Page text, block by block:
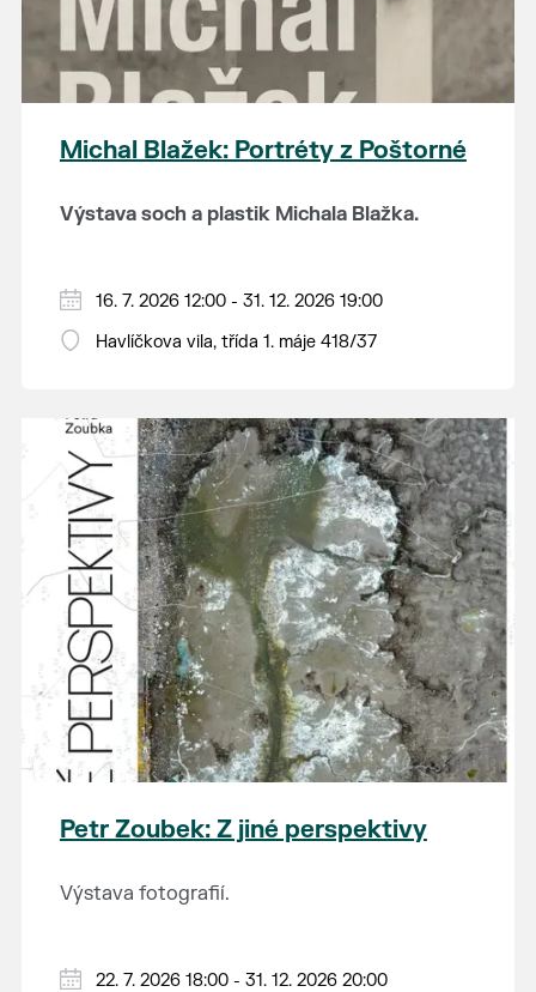
energii.
Michal Blažek: Portréty z Poštorné
Výstava soch a plastik Michala Blažka.
osobností z oblasti hudby, filmu, politiky,
disentu, vědy, filozofie, sportu i autorova
Michal Blažek navíc své plastiky tvořil z
poštorenských keramických závodech, v
pecích, které jsou spojené i se samotnou
Havlíčkovou vilou.
OTEVÍRACÍ DOBA:čtvrtek a pátek od 12 do
19 hodin, sobota a neděle od 11 do 19 hodin.
16. 7. 2026 12:00 - 31. 12. 2026 19:00
Havlíčkova vila, třída 1. máje 418/37
Petr Zoubek: Z jiné perspektivy
Výstava fotografií.
22. 7. 2026 18:00 - 31. 12. 2026 20:00